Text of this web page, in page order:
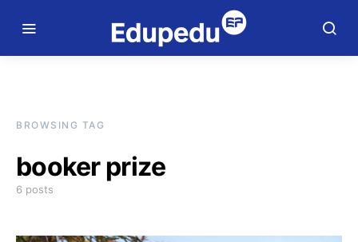
BROWSING TAG
booker prize
6 posts